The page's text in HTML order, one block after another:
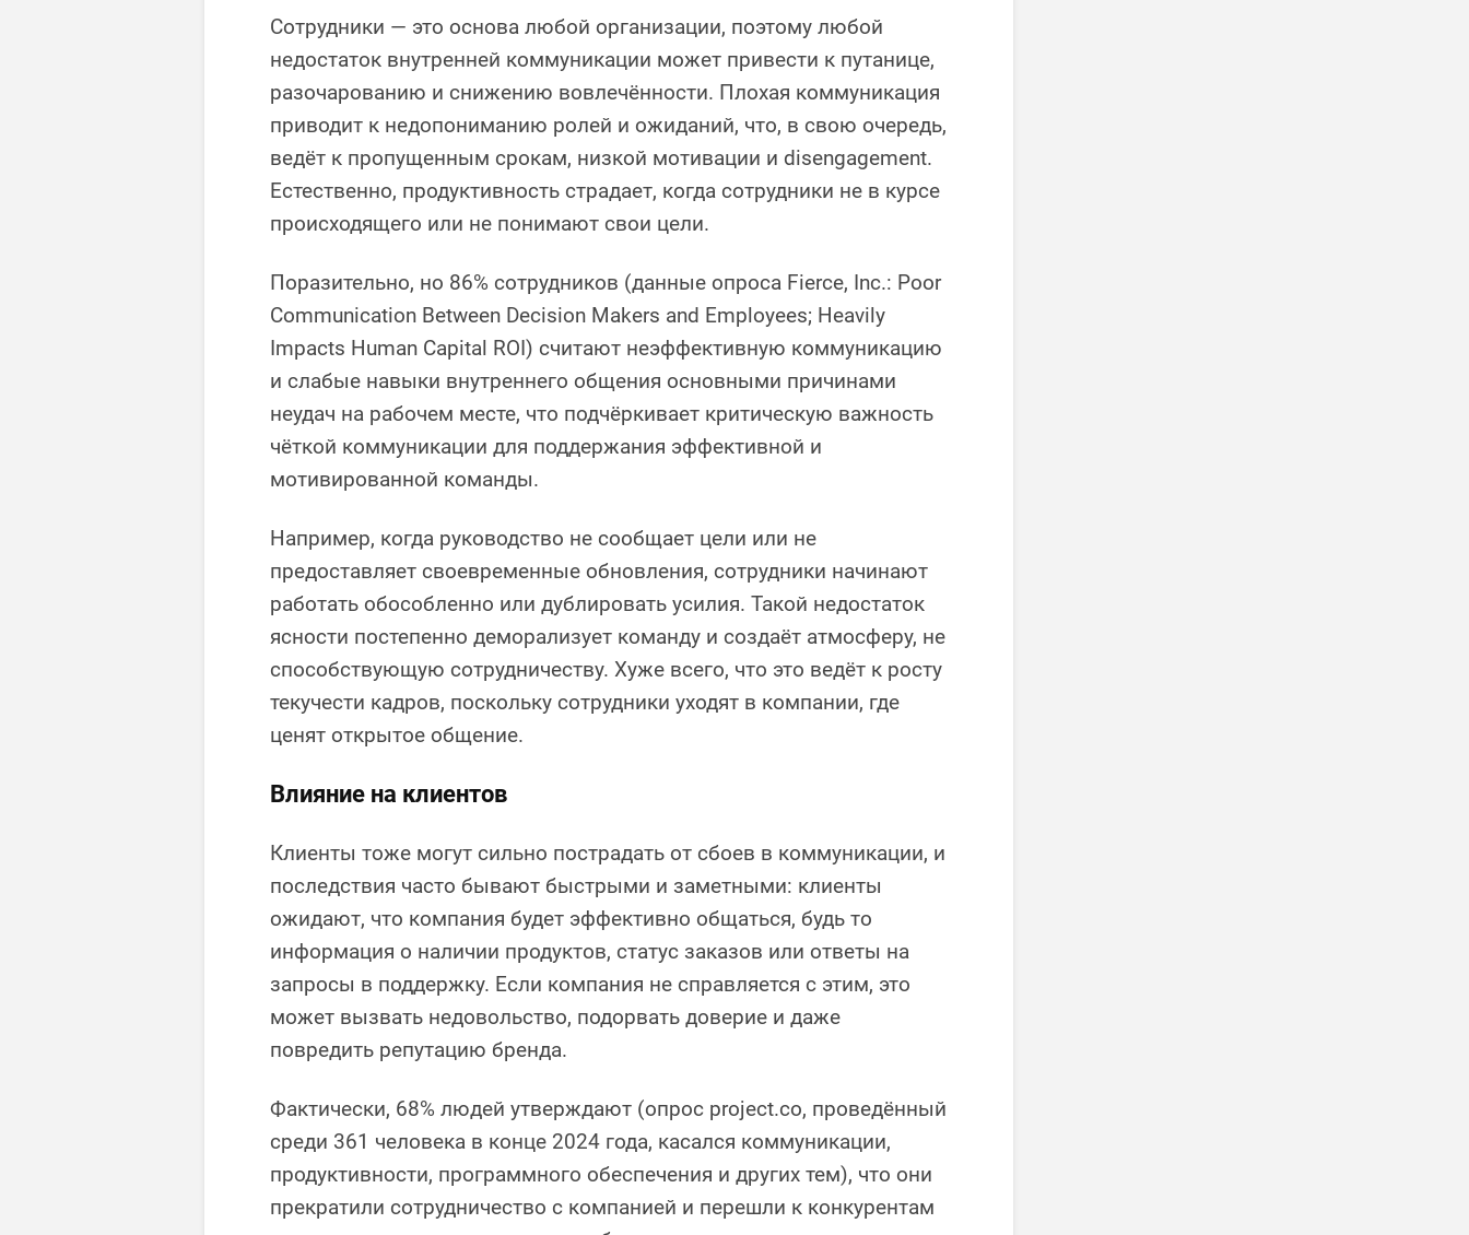
Сотрудники — это основа любой организации, поэтому любой
недостаток внутренней коммуникации может привести к путанице,
разочарованию и снижению вовлечённости. Плохая коммуникация
приводит к недопониманию ролей и ожиданий, что, в свою очередь,
ведёт к пропущенным срокам, низкой мотивации и disengagement.
Естественно, продуктивность страдает, когда сотрудники не в курсе
происходящего или не понимают свои цели.
Поразительно, но 86% сотрудников (данные опроса Fierce, Inc.: Poor
Communication Between Decision Makers and Employees; Heavily
Impacts Human Capital ROI) считают неэффективную коммуникацию
и слабые навыки внутреннего общения основными причинами
неудач на рабочем месте, что подчёркивает критическую важность
чёткой коммуникации для поддержания эффективной и
мотивированной команды.
Например, когда руководство не сообщает цели или не
предоставляет своевременные обновления, сотрудники начинают
работать обособленно или дублировать усилия. Такой недостаток
ясности постепенно деморализует команду и создаёт атмосферу, не
способствующую сотрудничеству. Хуже всего, что это ведёт к росту
текучести кадров, поскольку сотрудники уходят в компании, где
ценят открытое общение.
Влияние на клиентов
Клиенты тоже могут сильно пострадать от сбоев в коммуникации, и
последствия часто бывают быстрыми и заметными: клиенты
ожидают, что компания будет эффективно общаться, будь то
информация о наличии продуктов, статус заказов или ответы на
запросы в поддержку. Если компания не справляется с этим, это
может вызвать недовольство, подорвать доверие и даже
повредить репутацию бренда.
Фактически, 68% людей утверждают (опрос project.co, проведённый
среди 361 человека в конце 2024 года, касался коммуникации,
продуктивности, программного обеспечения и других тем), что они
прекратили сотрудничество с компанией и перешли к конкурентам